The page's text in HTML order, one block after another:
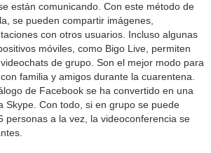
están comunicando. Con este método de
se pueden compartir imágenes,
con otros usuarios. Incluso algunas
móviles, como Bigo Live, permiten
de grupo. Son el mejor modo para
familia y amigos durante la cuarentena.
de Facebook se ha convertido en una
Skype. Con todo, si en grupo se puede
personas a la vez, la videoconferencia se